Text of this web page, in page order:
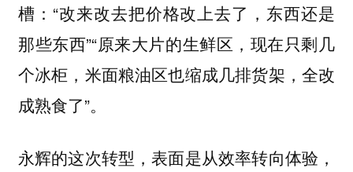
槽：“改来改去把价格改上去了，东西还是
那些东西”“原来大片的生鲜区，现在只剩几
个冰柜，米面粮油区也缩成几排货架，全改
成熟食了”。
永辉的这次转型，表面是从效率转向体验，